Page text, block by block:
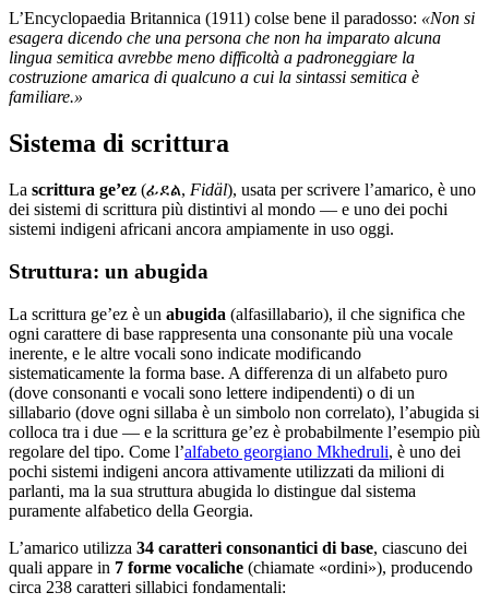
L’Encyclopaedia Britannica (1911) colse bene il paradosso: «Non si
esagera dicendo che una persona che non ha imparato alcuna
lingua semitica avrebbe meno difficoltà a padroneggiare la
costruzione amarica di qualcuno a cui la sintassi semitica è
familiare.»
Sistema di scrittura
La scrittura ge’ez (ፊደል, Fidäl), usata per scrivere l’amarico, è uno
dei sistemi di scrittura più distintivi al mondo — e uno dei pochi
sistemi indigeni africani ancora ampiamente in uso oggi.
Struttura: un abugida
La scrittura ge’ez è un abugida (alfasillabario), il che significa che
ogni carattere di base rappresenta una consonante più una vocale
inerente, e le altre vocali sono indicate modificando
sistematicamente la forma base. A differenza di un alfabeto puro
(dove consonanti e vocali sono lettere indipendenti) o di un
sillabario (dove ogni sillaba è un simbolo non correlato), l’abugida si
colloca tra i due — e la scrittura ge’ez è probabilmente l’esempio più
regolare del tipo. Come l’alfabeto georgiano Mkhedruli, è uno dei
pochi sistemi indigeni ancora attivamente utilizzati da milioni di
parlanti, ma la sua struttura abugida lo distingue dal sistema
puramente alfabetico della Georgia.
L’amarico utilizza 34 caratteri consonantici di base, ciascuno dei
quali appare in 7 forme vocaliche (chiamate «ordini»), producendo
circa 238 caratteri sillabici fondamentali: